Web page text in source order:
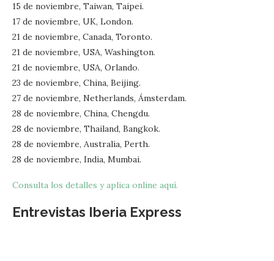
15 de noviembre, Taiwan, Taipei.
17 de noviembre, UK, London.
21 de noviembre, Canada, Toronto.
21 de noviembre, USA, Washington.
21 de noviembre, USA, Orlando.
23 de noviembre, China, Beijing.
27 de noviembre, Netherlands, Ámsterdam.
28 de noviembre, China, Chengdu.
28 de noviembre, Thailand, Bangkok.
28 de noviembre, Australia, Perth.
28 de noviembre, India, Mumbai.
Consulta los detalles y aplica online aquí.
Entrevistas Iberia Express